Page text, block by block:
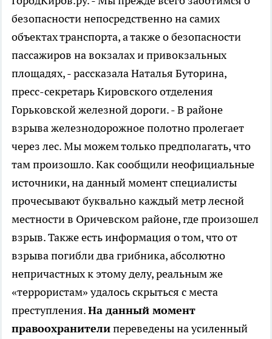
безопасности непосредственно на самих
объектах транспорта, а также о безопасности
пассажиров на вокзалах и привокзальных
площадях, - рассказала Наталья Буторина,
пресс-секретарь Кировского отделения
Горьковской железной дороги. - В районе
взрыва железнодорожное полотно пролегает
через лес. Мы можем только предполагать, что
там произошло. Как сообщили неофициальные
источники, на данный момент специалисты
прочесывают буквально каждый метр лесной
местности в Оричевском районе, где произошел
взрыв. Также есть информация о том, что от
взрыва погибли два грибника, абсолютно
непричастных к этому делу, реальным же
«террористам» удалось скрыться с места
преступления.На данный момент
правоохранителипереведены на усиленный